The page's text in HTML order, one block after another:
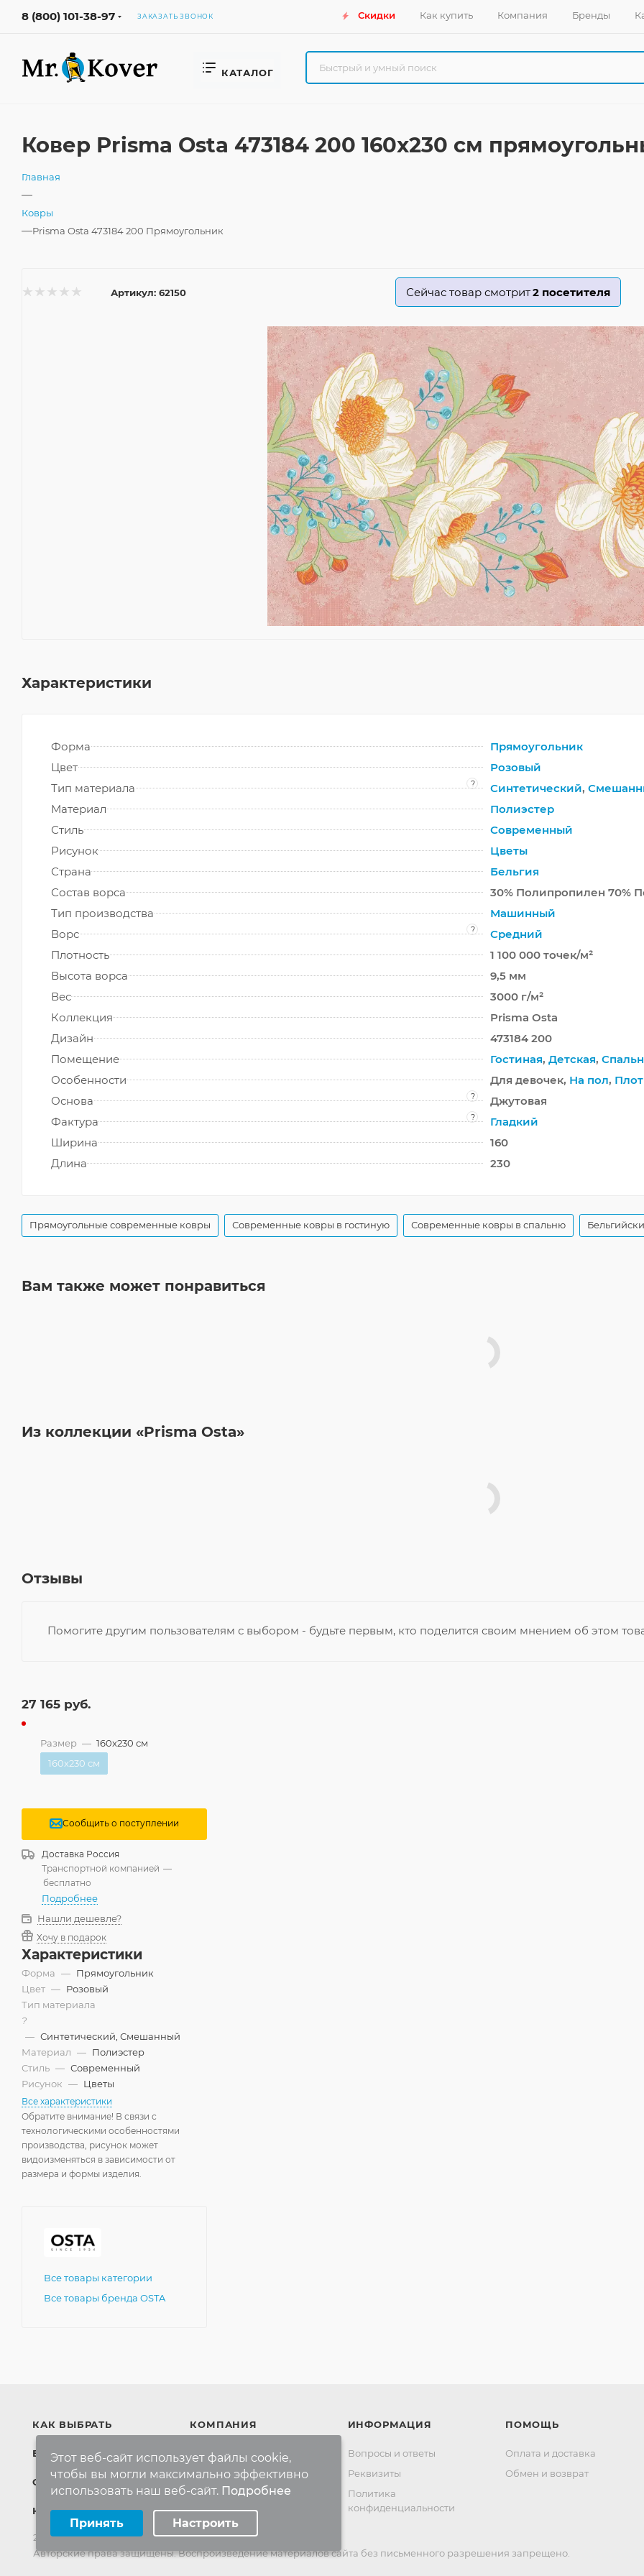
8 (800) 101-38-97 ЗАКАЗАТЬ ЗВОНОК Скидки Как купить Компания Бренды
КАТАЛОГ
Ковер Prisma Osta 473184 200 160x230 см
Главная
—
Ковры
—Prisma Osta 473184 200 Прямоугольник
Артикул: 62150 Сейчас товар смотрит2 посетителя
Характеристики
Форма
Прямоугольник
Цвет
Розовый
Тип материала
? Синтетический,
Материал
Полиэстер
Стиль
Современный
Рисунок
Цветы
Страна
Бельгия
Состав ворса
30% Полипропилен 70%
Тип производства
Машинный
Ворс
?
Средний
Плотность
1 100 000 точек/м²
Высота ворса
9,5 мм
Вес
3000 г/м²
Коллекция
Prisma Osta
Дизайн
473184 200
Помещение
Гостиная, Детская,
Особенности
Для девочек, На пол,
Основа
?
Джутовая
Фактура
?
Гладкий
Ширина
160
Длина
230
Прямоугольные современные ковры Современные ковры в гостиную Современные ковры в спальню
Вам также может понравиться
Из коллекции «Prisma Osta»
Отзывы
Помогите другим пользователям с выбором - будьте первым, кто поделится своим мнением об этом
27 165 руб.
Размер — 160x230 см
160x230 см
Сообщить о поступлении
Доставка Россия
Транспортной компанией —
бесплатно
Подробнее
Нашли дешевле?
Хочу в подарок
Характеристики
Форма — Прямоугольник
Цвет — Розовый
Тип материала
?
— Синтетический, Смешанный
Материал — Полиэстер
Стиль — Современный
Рисунок — Цветы
Все характеристики
Обратите внимание! В связи с
технологическими особенностями
производства, рисунок может
видоизменяться в зависимости от
размера и формы изделия.
Все товары категории
Все товары бренда OSTA
КАК ВЫБРАТЬ
БРЕНДЫ
СКИДКИ
КАРТА САЙТА
КОМПАНИЯ
Компания
Контакты
ИНФОРМАЦИЯ
Вопросы и ответы
Реквизиты
Политика
конфиденциальности
ПОМОЩЬ
Оплата и доставка
Обмен и возврат
2022-2026 © Интернет магазинMR-KOVER.RU
Авторские права защищены. Воспроизведение материалов сайта без письменного разрешения запрещено.
Этот веб-сайт использует файлы cookie,
чтобы вы могли максимально эффективно
использовать наш веб-сайт. Подробнее
Минимальные Аналитические/Функциональные
Принять Настроить